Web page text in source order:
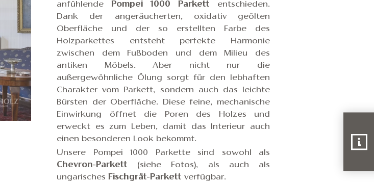
anfühlende
Pompei 1000 Parkett entschieden.
Dank der angeräucherten, oxidativ geölten
Oberfläche und der so erstellten Farbe des
Holzparkettes entsteht perfekte Harmonie
zwischen dem Fußboden und dem Milieu des
antiken Möbels. Aber nicht nur die
außergewöhnliche Ölung sorgt für den lebhaften
Charakter vom Parkett, sondern auch das leichte
Bürsten der Oberfläche. Diese feine, mechanische
Einwirkung öffnet die Poren des Holzes und
erweckt es zum Leben, damit das Interieur auch
einen besonderen Look bekommt.
Unsere Pompei 1000 Parkette sind sowohl als
Chevron-Parkett (siehe Fotos), als auch als
ungarisches Fischgrät-Parkett verfügbar.